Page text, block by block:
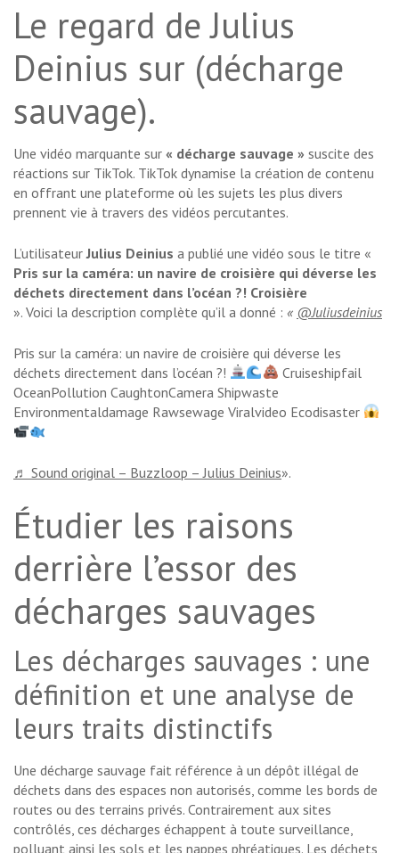
Le regard de Julius
Deinius sur (décharge
sauvage).
Une vidéo marquante sur « décharge sauvage » suscite des
réactions sur TikTok. TikTok dynamise la création de contenu
en offrant une plateforme où les sujets les plus divers
prennent vie à travers des vidéos percutantes.
L’utilisateurJulius Deinius a publié une vidéo sous le titre «
Pris sur la caméra: un navire de croisière qui déverse les
déchets directement dans l’océan ?! Croisière
». Voici la description complète qu’il a donné : « @Juliusdeinius
Pris sur la caméra: un navire de croisière qui déverse les
déchets directement dans l’océan ?!
Cruiseshipfail
OceanPollution CaughtonCamera Shipwaste
Environmentaldamage Rawsewage Viralvideo Ecodisaster
♬ Sound original – Buzzloop – Julius Deinius».
Étudier les raisons
derrière l’essor des
décharges sauvages
Les décharges sauvages : une
définition et une analyse de
leurs traits distinctifs
Une décharge sauvage fait référence à un dépôt illégal de
déchets dans des espaces non autorisés, comme les bords de
routes ou des terrains privés. Contrairement aux sites
contrôlés, ces décharges échappent à toute surveillance,
polluant ainsi les sols et les nappes phréatiques. Les déchets